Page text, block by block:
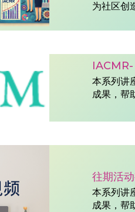
为社区创
本系列讲
成果，帮
往期活
本系列讲
成果，帮